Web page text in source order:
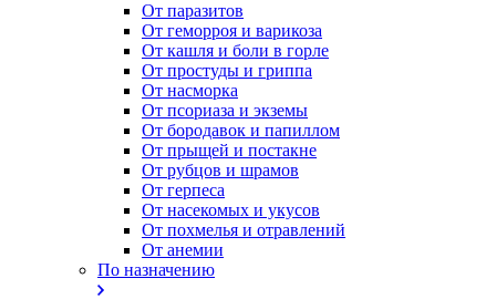
От паразитов
Oт геморроя и варикоза
От кашля и боли в горле
От простуды и гриппа
От насморка
Oт псориаза и экземы
От бородавок и папиллом
От прыщей и постакне
От рубцов и шрамов
От герпеса
От насекомых и укусов
От похмелья и отравлений
От анемии
По назначению